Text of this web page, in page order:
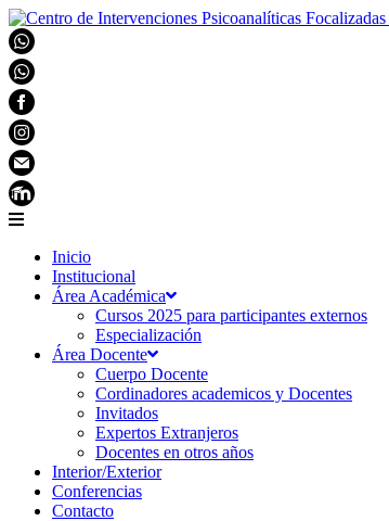
Inicio
Institucional
Área Académica
Cursos 2025 para participantes externos
Especialización
Área Docente
Cuerpo Docente
Cordinadores academicos y Docentes
Invitados
Expertos Extranjeros
Docentes en otros años
Interior/Exterior
Conferencias
Contacto